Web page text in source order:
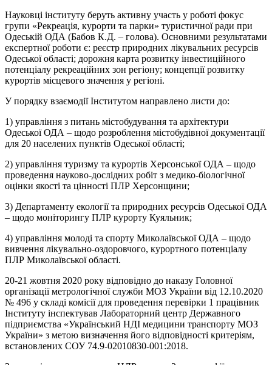
Науковці інституту беруть активну участь у роботі фокус
групи «Рекреація, курорти та парки» туристичної ради при
Одеській ОДА (Бабов К.Д. – голова). Основними результатами
експертної роботи є: реєстр природних лікувальних ресурсів
Одеської області; дорожня карта розвитку інвестиційного
потенціалу рекреаційних зон регіону; концепції розвитку
курортів місцевого значення у регіоні.
У порядку взаємодії Інститутом направлено листи до:
1) управління з питань містобудування та архітектури
Одеської ОДА – щодо розроблення містобудівної документації
для 20 населених пунктів Одеської області;
2) управління туризму та курортів Херсонської ОДА – щодо
проведення науково-дослідних робіт з медико-біологічної
оцінки якості та цінності ПЛР Херсонщини;
3) Департаменту екології та природних ресурсів Одеської ОДА
– щодо моніторингу ПЛР курорту Куяльник;
4) управління молоді та спорту Миколаївської ОДА – щодо
вивчення лікувально-оздоровчого, курортного потенціалу
ПЛР Миколаївської області.
20-21 жовтня 2020 року відповідно до наказу Головної
організації метрологічної служби МОЗ України від 12.10.2020
№ 496 у складі комісії для проведення перевірки 1 працівник
Інституту інспектував Лабораторний центр Державного
підприємства «Український НДІ медицини транспорту МОЗ
України» з метою визначення його відповідності критеріям,
встановлених СОУ 74.9-02010830-001:2018.